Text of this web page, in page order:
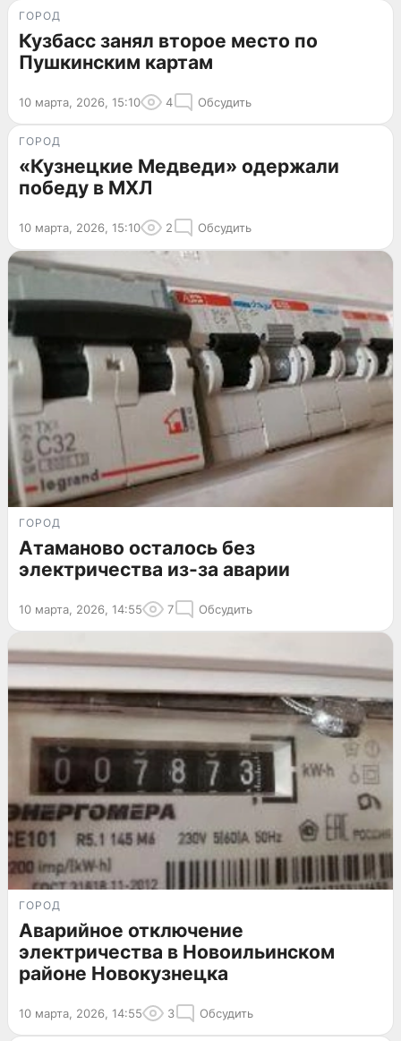
ГОРОД
Кузбасс занял второе место по
Пушкинским картам
10 марта, 2026, 15:10 4 Обсудить
ГОРОД
«Кузнецкие Медведи» одержали
победу в МХЛ
10 марта, 2026, 15:10 2 Обсудить
ГОРОД
Атаманово осталось без
электричества из-за аварии
10 марта, 2026, 14:55 7 Обсудить
ГОРОД
Аварийное отключение
электричества в Новоильинском
районе Новокузнецка
10 марта, 2026, 14:55 3 Обсудить